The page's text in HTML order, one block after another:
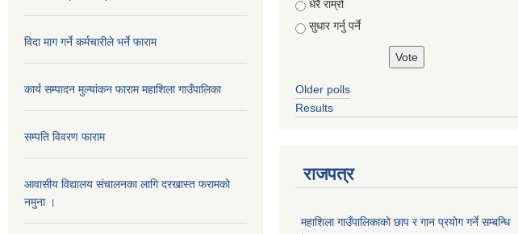
विदा माग गर्ने कर्मचारीले भर्ने फाराम
कार्य सम्पादन मुल्यांकन फाराम महाशिला गाउँपालिका
सम्पति विवरण फाराम
आवासीय विद्यालय संचालनका लागि दरखास्त फरामको
नमुना ।
धेरै राम्रो
सुधार गर्नु पर्ने
Older polls
Results
राजपत्र
महाशिला गाउँपालिकाको छाप र गान प्रयोग गर्ने सम्बन्धि